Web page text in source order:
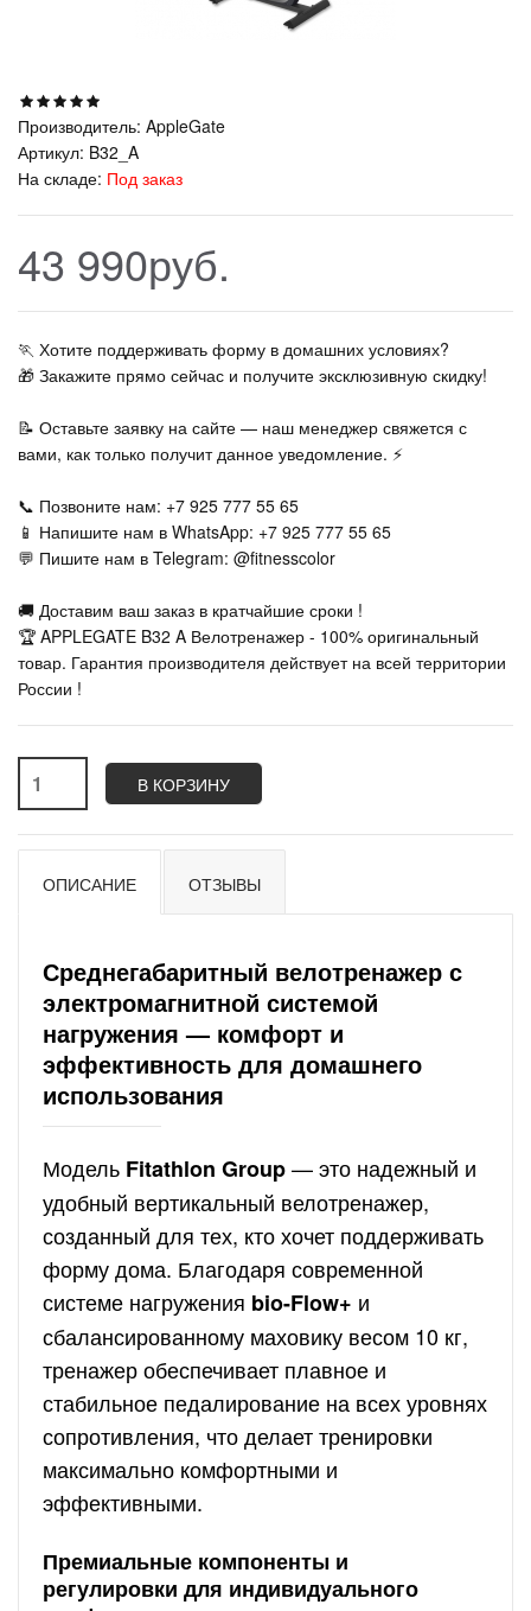
Производитель: AppleGate
Артикул: B32_A
На складе: Под заказ
43 990руб.
🏃‍ Хотите поддерживать форму в домашних условиях?
🎁 Закажите прямо сейчас и получите эксклюзивную скидку!
📝 Оставьте заявку на сайте — наш менеджер свяжется с
вами, как только получит данное уведомление. ⚡
📞 Позвоните нам: +7 925 777 55 65
📱 Напишите нам в WhatsApp: +7 925 777 55 65
💬 Пишите нам в Telegram: @fitnesscolor
🚚 Доставим ваш заказ в кратчайшие сроки !
🏆 APPLEGATE B32 A Велотренажер - 100% оригинальный
товар. Гарантия производителя действует на всей территории
России !
В КОРЗИНУ
ОПИСАНИЕ ОТЗЫВЫ
Среднегабаритный велотренажер с
электромагнитной системой
нагружения — комфорт и
эффективность для домашнего
использования
Модель Fitathlon Group— это надежный и
удобный вертикальный велотренажер,
созданный для тех, кто хочет поддерживать
форму дома. Благодаря современной
системе нагружения bio-Flow+ и
сбалансированному маховику весом 10 кг,
тренажер обеспечивает плавное и
стабильное педалирование на всех уровнях
сопротивления, что делает тренировки
максимально комфортными и
эффективными.
Премиальные компоненты и
регулировки для индивидуального